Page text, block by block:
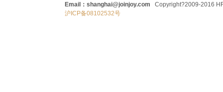
Email：shanghai@joinjoy.com Copyright?2009-2016
沪ICP备08102532号